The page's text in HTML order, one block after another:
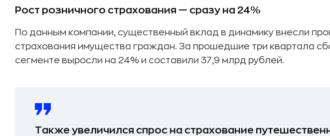
Рост розничного страхования — сразу на 24%
По данным компании, существенный вклад в динамику внесли
страхования имущества граждан. За прошедшие три квартала
сегменте выросли на 24% и составили 37,9 млрд рублей.
Также увеличился спрос на страхование